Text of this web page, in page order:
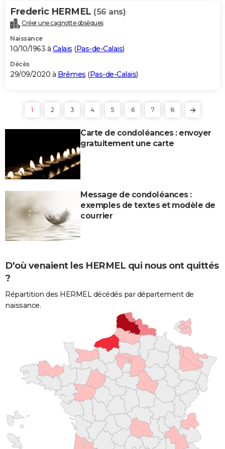
Frederic HERMEL (56 ans)
Créer une cagnotte obsèques
Naissance
10/10/1963 à Calais (Pas-de-Calais)
Décès
29/09/2020 à Brêmes (Pas-de-Calais)
1 2 3 4 5 6 7 8
Carte de condoléances : envoyer
gratuitement une carte
Message de condoléances :
exemples de textes et modèle de
courrier
D'où venaient les HERMEL qui nous ont quittés
?
Répartition des HERMEL décédés par département de
naissance.